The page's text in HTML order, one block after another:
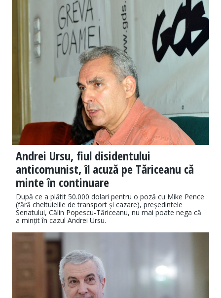
Andrei Ursu, fiul disidentului
anticomunist, îl acuză pe Tăriceanu că
minte în continuare
După ce a plătit 50.000 dolari pentru o poză cu Mike Pence
(fără cheltuielile de transport și cazare), președintele
Senatului, Călin Popescu-Tăriceanu, nu mai poate nega că
a mințit în cazul Andrei Ursu.